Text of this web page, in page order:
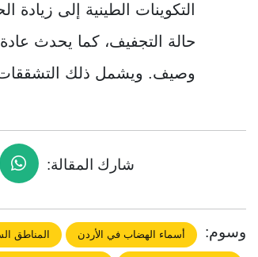
التكوينات الطينية إلى
حالة التجفيف، كما يحدث
وصيف. ويشمل ذلك
شارك المقالة:
وسوم: أسماء الهضاب في الأردن المناطق